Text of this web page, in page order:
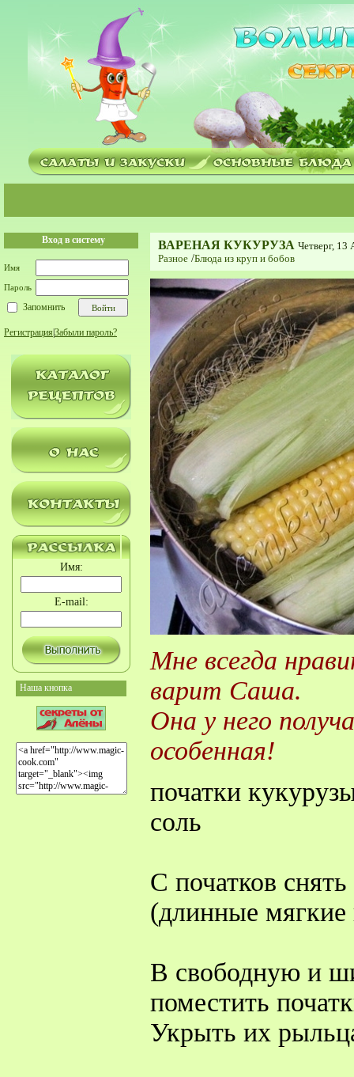
Вход в систему
Имя
Пароль
Запомнить
Регистрация Забыли пароль?
Имя:
E-mail:
Наша кнопка
ВАРЕНАЯ КУКУРУЗА Четверг, 13
Разное /Блюда из круп и бобов
Мне всегда
варит Саша.
Она у него
особенная!
початки
соль
С початков
(длинные мягкие
В свободную и
поместить
Укрыть их